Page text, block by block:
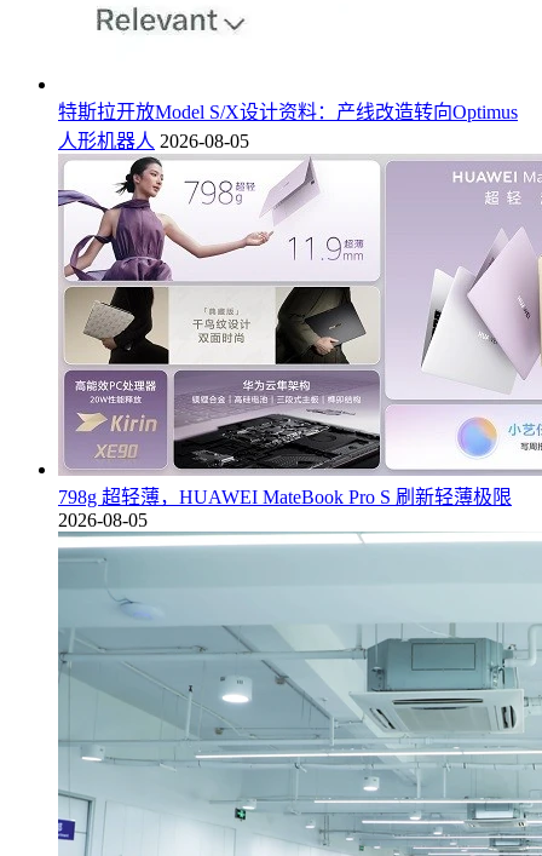
特斯拉开放Model S/X设计资料：产线改造转向Optimus
人形机器人 2026-08-05
798g 超轻薄，HUAWEI MateBook Pro S 刷新轻薄极限
2026-08-05